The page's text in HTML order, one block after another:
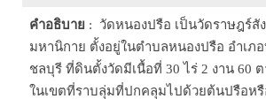
คำอธิบาย : วัดหนองปรือ เป็นวัดราษฎร์สั
มหานิกาย ตั้งอยู่ในตำบลหนองปรือ อำเภ
ชลบุรี ที่ดินตั้งวัดมีเนื้อที่ 30 ไร่ 2 งาน 60 ต
ในเขตที่ราบลุ่มที่ปกคลุมไปด้วยต้นปรือหรื